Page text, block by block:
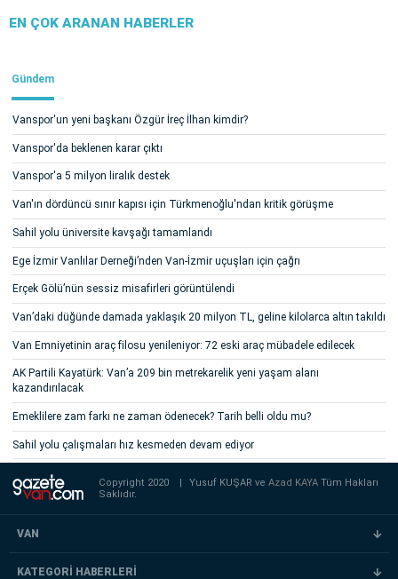
EN ÇOK ARANAN HABERLER
Gündem
Vanspor'un yeni başkanı Özgür İreç İlhan kimdir?
Vanspor'da beklenen karar çıktı
Vanspor'a 5 milyon liralık destek
Van'ın dördüncü sınır kapısı için Türkmenoğlu'ndan kritik görüşme
Sahil yolu üniversite kavşağı tamamlandı
Ege İzmir Vanlılar Derneği’nden Van-İzmir uçuşları için çağrı
Erçek Gölü’nün sessiz misafirleri görüntülendi
Van’daki düğünde damada yaklaşık 20 milyon TL, geline kilolarca altın takıldı
Van Emniyetinin araç filosu yenileniyor: 72 eski araç mübadele edilecek
AK Partili Kayatürk: Van’a 209 bin metrekarelik yeni yaşam alanı
kazandırılacak
Emeklilere zam farkı ne zaman ödenecek? Tarih belli oldu mu?
Sahil yolu çalışmaları hız kesmeden devam ediyor
Copyright 2020 Yusuf KUŞAR veAzad KAYATüm Hakları
Saklıdır.
VAN
KATEGORİ HABERLERİ